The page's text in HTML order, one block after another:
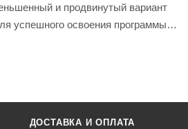
и продвинутый вариант
успешного освоения программы
ДОСТАВКА И ОПЛАТА